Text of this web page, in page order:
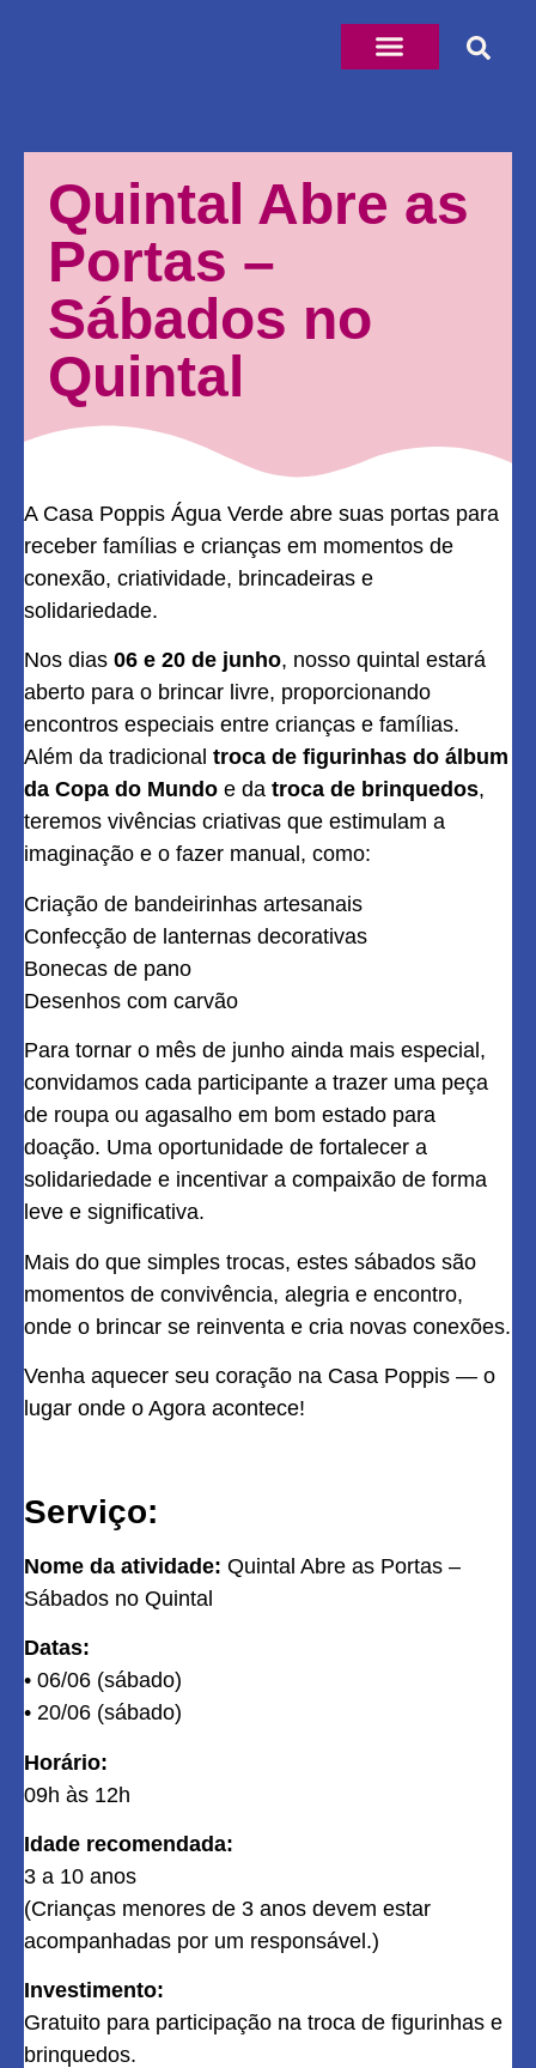
Quintal Abre as
Portas –
Sábados no
Quintal
A Casa Poppis Água Verde abre suas portas para
receber famílias e crianças em momentos de
conexão, criatividade, brincadeiras e
solidariedade.
Nos dias 06 e 20 de junho, nosso quintal estará
aberto para o brincar livre, proporcionando
encontros especiais entre crianças e famílias.
Além da tradicional troca de figurinhas do álbum
da Copa do Mundo e da troca de brinquedos,
teremos vivências criativas que estimulam a
imaginação e o fazer manual, como:
Criação de bandeirinhas artesanais
Confecção de lanternas decorativas
Bonecas de pano
Desenhos com carvão
Para tornar o mês de junho ainda mais especial,
convidamos cada participante a trazer uma peça
de roupa ou agasalho em bom estado para
doação. Uma oportunidade de fortalecer a
solidariedade e incentivar a compaixão de forma
leve e significativa.
Mais do que simples trocas, estes sábados são
momentos de convivência, alegria e encontro,
onde o brincar se reinventa e cria novas conexões.
Venha aquecer seu coração na Casa Poppis — o
lugar onde o Agora acontece!
Serviço:
Nome da atividade: Quintal Abre as Portas –
Sábados no Quintal
Datas:
• 06/06 (sábado)
• 20/06 (sábado)
Horário:
09h às 12h
Idade recomendada:
3 a 10 anos
(Crianças menores de 3 anos devem estar
acompanhadas por um responsável.)
Investimento:
Gratuito para participação na troca de figurinhas e
brinquedos.